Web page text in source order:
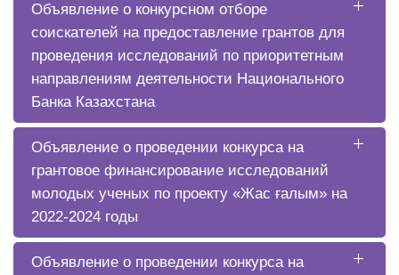
Объявление о конкурсном отборе
соискателей на предоставление грантов для
проведения исследований по приоритетным
направлениям деятельности Национального
Банка Казахстана
Объявление о проведении конкурса на
грантовое финансирование исследований
молодых ученых по проекту «Жас ғалым» на
2022-2024 годы
Объявление о проведении конкурса на